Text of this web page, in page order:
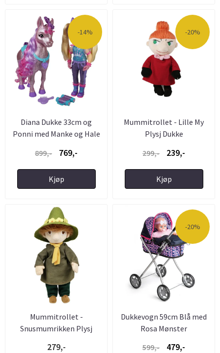
-14%
Diana Dukke 33cm og
Ponni med Manke og Hale
899,- 769,-
Kjøp
-20%
Mummitrollet - Lille My
Plysj Dukke
299,-
239,-
Kjøp
Mummitrollet -
Snusmumrikken Plysj
279,-
-20%
Dukkevogn 59cm Blå med
Rosa Mønster
599,-
479,-